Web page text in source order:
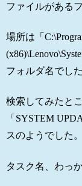
ファイルがある
場所は「
フォルダ名でした
検索してみたと
「SYSTEM
スのようでした。
タスク名、わっ